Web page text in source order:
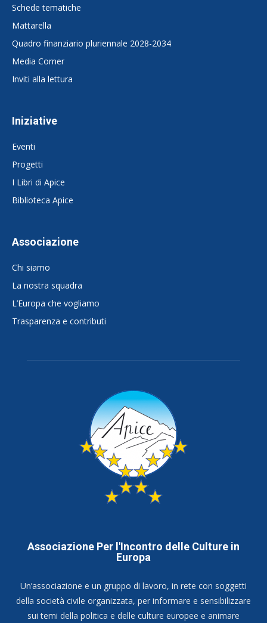
Schede tematiche
Mattarella
Quadro finanziario pluriennale 2028-2034
Media Corner
Inviti alla lettura
Iniziative
Eventi
Progetti
I Libri di Apice
Biblioteca Apice
Associazione
Chi siamo
La nostra squadra
L’Europa che vogliamo
Trasparenza e contributi
Associazione Per l'Incontro delle Culture in
Europa
Un’associazione e un gruppo di lavoro, in rete con soggetti
della società civile organizzata, per informare e sensibilizzare
sui temi della politica e delle culture europee e animare